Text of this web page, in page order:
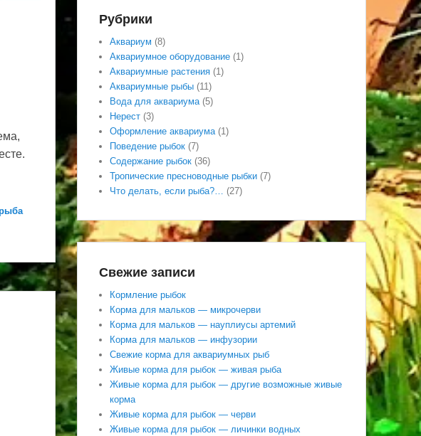
Рубрики
Аквариум (8)
Аквариумное оборудование (1)
Аквариумные растения (1)
Аквариумные рыбы (11)
Вода для аквариума(5)
Нерест (3)
Оформление аквариума(1)
Поведение рыбок (7)
Содержание рыбок (36)
Тропические пресноводные рыбки (7)
Что делать, если рыба?… (27)
Свежие записи
Кормление рыбок
Корма для мальков — микрочерви
Корма для мальков — науплиусы артемий
Корма для мальков — инфузории
Свежие корма для аквариумных рыб
Живые корма для рыбок — живая рыба
Живые корма для рыбок — другие возможные живые
корма
Живые корма для рыбок — черви
Живые корма для рыбок — личинки водных